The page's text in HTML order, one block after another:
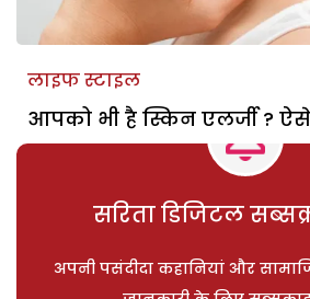
लाइफ स्टाइल
आपको भी है स्किन एलर्जी ?
सरिता डिजिटल
अपनी पसंदीदा कहानियां और